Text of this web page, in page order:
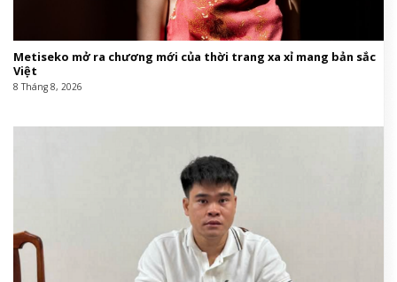
Metiseko mở ra chương mới của thời trang xa xỉ mang bản sắc
Việt
8 Tháng 8, 2026